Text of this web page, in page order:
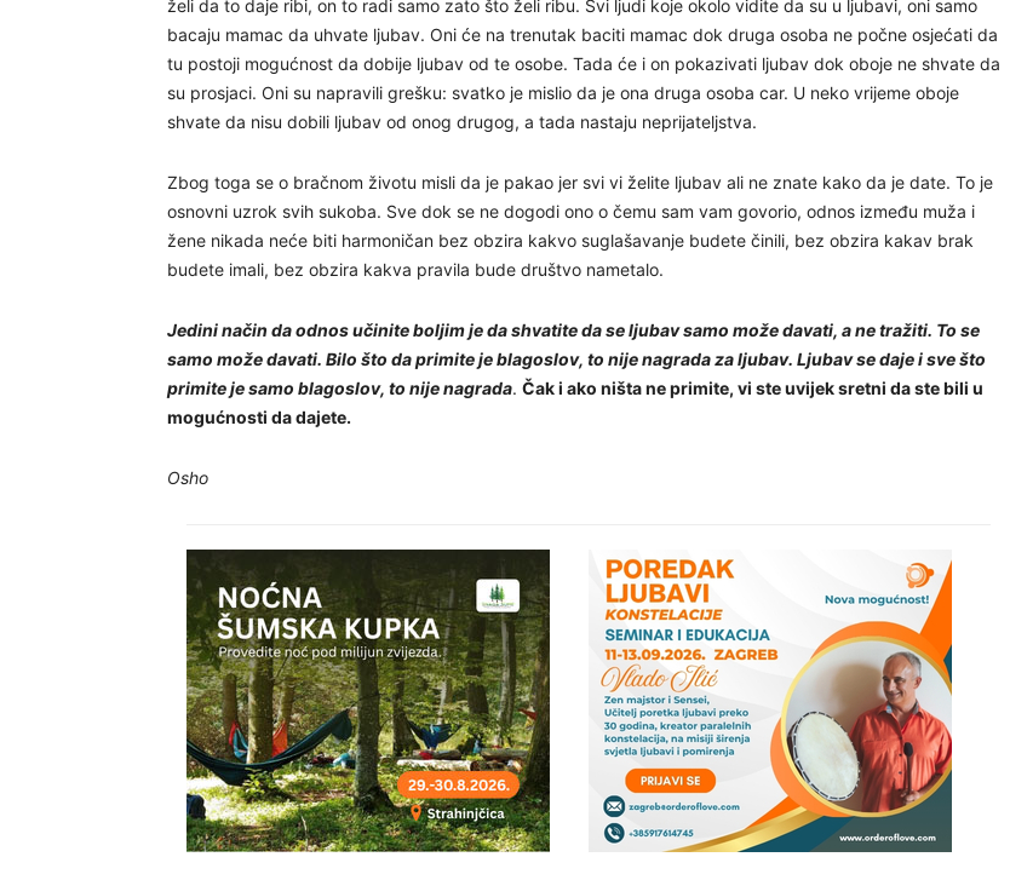
želi da to daje ribi, on to radi samo zato što želi ribu. Svi ljudi koje okolo vidite da su u ljubavi, oni samo
bacaju mamac da uhvate ljubav. Oni će na trenutak baciti mamac dok druga osoba ne počne osjećati da
tu postoji mogućnost da dobije ljubav od te osobe. Tada će i on pokazivati ljubav dok oboje ne shvate da
su prosjaci. Oni su napravili grešku: svatko je mislio da je ona druga osoba car. U neko vrijeme oboje
shvate da nisu dobili ljubav od onog drugog, a tada nastaju neprijateljstva.
Zbog toga se o bračnom životu misli da je pakao jer svi vi želite ljubav ali ne znate kako da je date. To je
osnovni uzrok svih sukoba. Sve dok se ne dogodi ono o čemu sam vam govorio, odnos između muža i
žene nikada neće biti harmoničan bez obzira kakvo suglašavanje budete činili, bez obzira kakav brak
budete imali, bez obzira kakva pravila bude društvo nametalo.
Jedini način da odnos učinite boljim je da shvatite da se ljubav samo može davati, a ne tražiti. To se
samo može davati. Bilo što da primite je blagoslov, to nije nagrada za ljubav. Ljubav se daje i sve što
primite je samo blagoslov, to nije nagrada. Čak i ako ništa ne primite, vi ste uvijek sretni da ste bili u
mogućnosti da dajete.
Osho